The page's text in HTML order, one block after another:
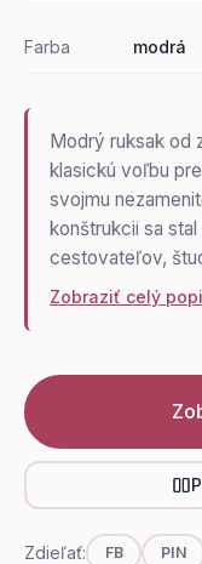
Farba modrá
Modrý ruksak od
klasickú voľbu
svojmu
konštrukcii sa
cestovateľov,
Zobraziť celý
Zdieľať: FB PIN